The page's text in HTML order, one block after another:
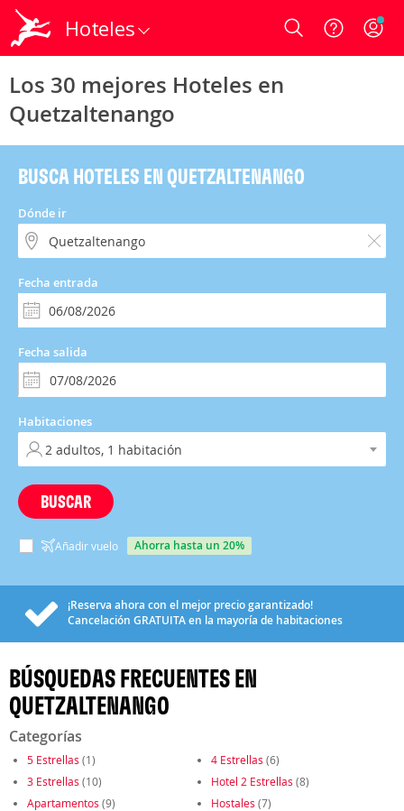
Hoteles Login
Los 30 mejores Hoteles en
Quetzaltenango
BUSCA HOTELES EN QUETZALTENANGO
Dónde ir
Fecha entrada
Fecha salida
Habitaciones
BUSCAR
Añadir vuelo ahorra hasta un 20%
¡Reserva ahora con el mejor precio garantizado!
Cancelación GRATUITAen la mayoría de habitaciones
BÚSQUEDAS FRECUENTES EN
QUETZALTENANGO
Categorías
5 Estrellas (1) 4 Estrellas (6)
3 Estrellas (10) Hotel 2 Estrellas (8)
Apartamentos (9) Hostales (7)